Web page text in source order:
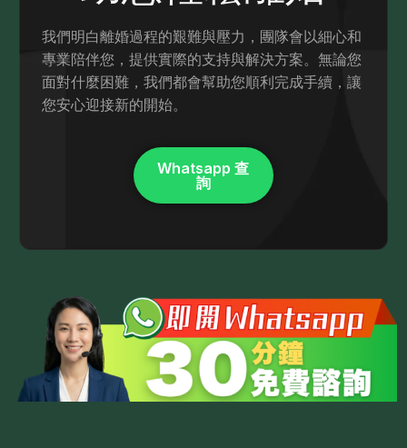
我們明白離婚過程的艱難與壓力，團隊會以細心和
專業陪伴您，提供實際的支持與解決方案。無論您
面對什麼困難，我們都會幫助您順利完成手續，讓
您安心迎接新的開始。
Whatsapp 查
詢